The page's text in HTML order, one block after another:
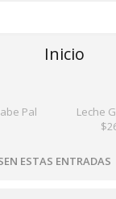
Inicio
Leche
Pal
ESTAS ENTRADAS